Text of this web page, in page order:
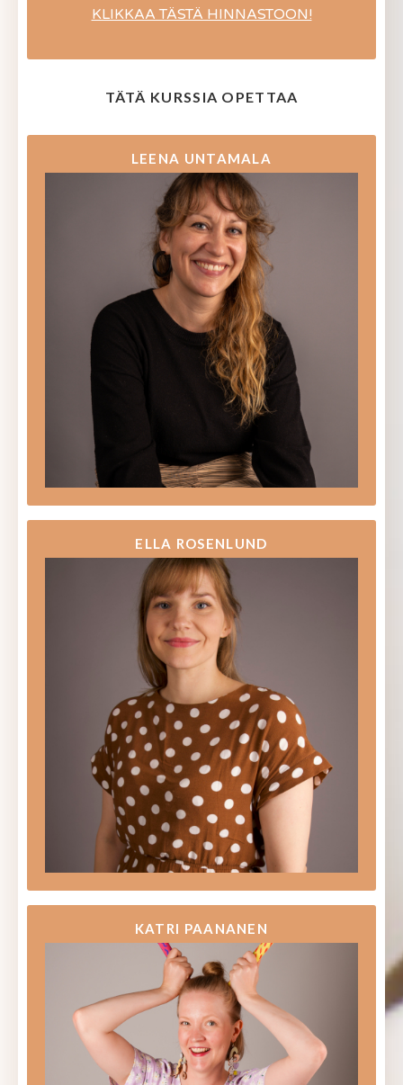
KLIKKAA TÄSTÄ HINNASTOON!
TÄTÄ KURSSIA OPETTAA
LEENA UNTAMALA
ELLA ROSENLUND
KATRI PAANANEN